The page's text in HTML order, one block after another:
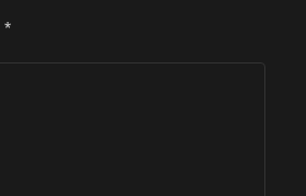
*